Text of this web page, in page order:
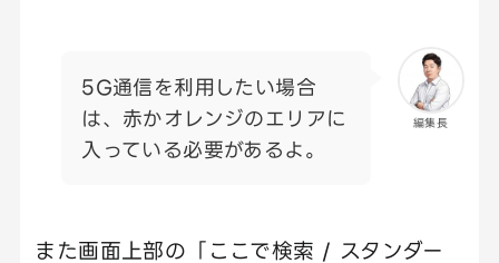
編集長
5G通信を利用したい場合
は、赤かオレンジのエリアに
入っている必要があるよ。
また画面上部の「ここで検索 / スタンダー